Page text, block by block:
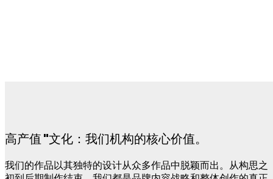
高产值 "文化：我们机构的核心价值。
我们的作品以其独特的设计从众多作品中脱颖而出。从构思之